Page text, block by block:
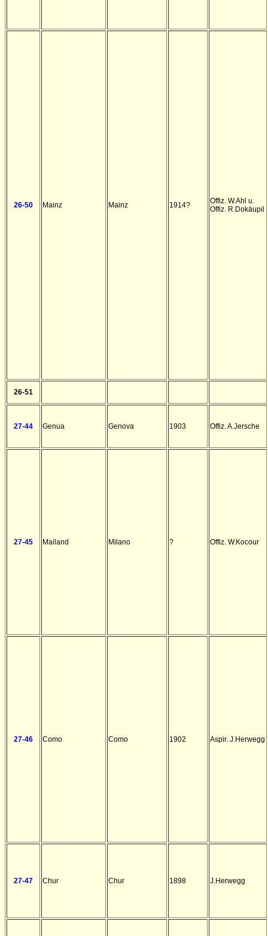
26-50 Mainz Mainz 1914?
Offiz. W.Ahl u.
Offiz. R.Dokäupil
26-51
27-44 Genua Genova 1903 Offiz. A.Jersche
27-45 Mailand Milano ? Offiz. W.Kocour
27-46 Como Como 1902 Aspir. J.Herwegg
27-47 Chur Chur 1898 J.Herwegg